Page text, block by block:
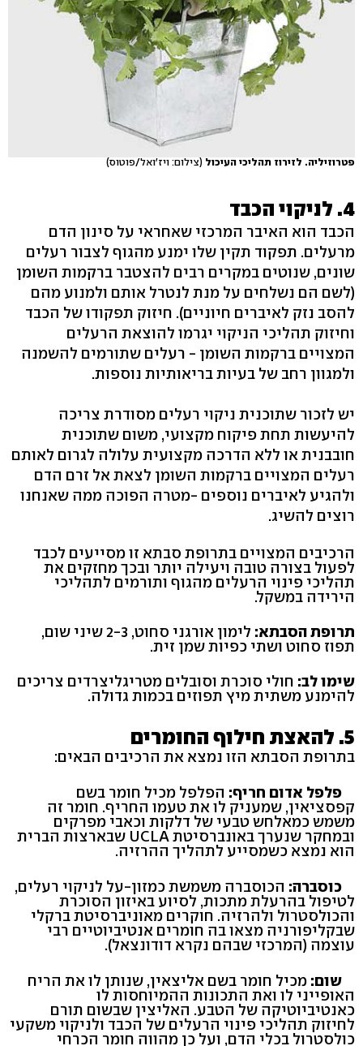
פטרוזיליה. לזירוז תהליכי העיכול (צילום: ויז'ואל/פוטוס)
4. לניקוי הכבד
הכבד הוא האיבר המרכזי שאחראי על סינון הדם
מרעלים. תפקוד תקין שלו ימנע מהגוף לצבור רעלים
שונים, שנוטים במקרים רבים להצטבר ברקמות השומן
(לשם הם נשלחים על מנת לנטרל אותם ולמנוע מהם
להסב נזק לאיברים חיוניים). חיזוק תפקודו של הכבד
וחיזוק תהליכי הניקוי יגרמו להוצאת הרעלים
המצויים ברקמות השומן - רעלים שתורמים להשמנה
ולמגוון רחב של בעיות בריאותיות נוספות.
יש לזכור שתוכנית ניקוי רעלים מסודרת צריכה
להיעשות תחת פיקוח מקצועי, משום שתוכנית
חובבנית או ללא הדרכה מקצועית עלולה לגרום לאותם
רעלים המצויים ברקמות השומן לצאת אל זרם הדם
ולהגיע לאיברים נוספים -מטרה הפוכה ממה שאנחנו
רוצים להשיג.
הרכיבים המצויים בתרופת סבתא זו מסייעים לכבד
לפעול בצורה טובה ויעילה יותר ובכך מחזקים את
תהליכי פינוי הרעלים מהגוף ותורמים לתהליכי
הירידה במשקל.
תרופת הסבתא:
לימון אורגני סחוט, 2-3 שיני שום,
תפוז סחוט ושתי כפיות שמן זית.
שימו לב: חולי סוכרת וסובלים מטריגליצרדים צריכים
להימנע משתית מיץ תפוזים בכמות גדולה.
5. להאצת חילוף החומרים
בתרופת הסבתא הזו נמצא את הרכיבים הבאים:
פלפל אדום חריף: הפלפל מכיל חומר בשם
קפסציאין, שמעניק לו את טעמו החריף. חומר זה
משמש כמאלחש טבעי של דלקות וכאבי מפרקים
ובמחקר שנערך באונברסיטת UCLA שבארצות הברית
הוא נמצא כשמסייע לתהליך ההרזיה.
כוסברה: הכוסברה משמשת כמזון-על לניקוי רעלים,
לטיפול בהרעלת מתכות, לסיוע באיזון הסוכרת
והכולסטרול ולהרזיה. חוקרים מאוניברסיטת ברקלי
שבקליפורניה מצאו בה חומרים אנטיביוטיים רבי
עוצמה (המרכזי שבהם נקרא דודונצאל).
שום: מכיל חומר בשם אליצאין, שנותן לו את הריח
האופייני לו ואת התכונות ההמיוחסות לו
כאנטיביוטיקה של הטבע. האליצין שבשום תורם
לחיזוק תהליכי פינוי הרעלים של הכבד ולניקוי משקעי
כולסטרול בכלי הדם, ועל כן מהווה חומר הכרחי